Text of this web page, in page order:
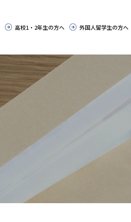
高校1・2年生の方へ 外国人留学生の方へ